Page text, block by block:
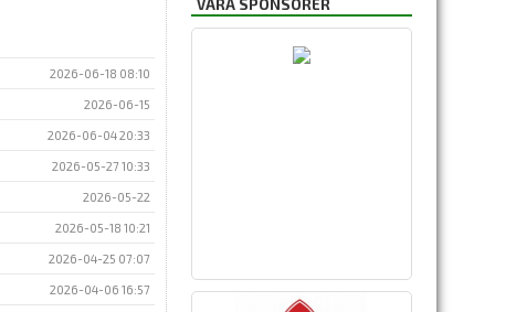
2026-06-18 08:10
2026-06-15
2026-06-04 20:33
2026-05-27 10:33
2026-05-22
2026-05-18 10:21
2026-04-25 07:07
2026-04-06 16:57
VÅRA SPONSORER